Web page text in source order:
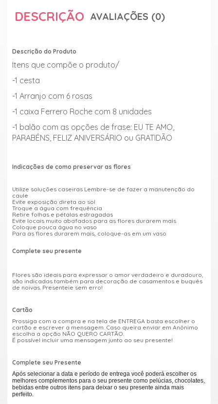
DESCRIÇÃO AVALIAÇÕES (0)
Descrição do Produto
Itens que compõe o produto/
-1 cesta
-1 Arranjo com 6 rosas
-1 caixa Ferrero Roche com 8 unidades
-1 balão com as opções de frase: EU TE AMO,
PARABÉNS, FELIZ ANIVERSÁRIO ou GRATIDÃO
Indicações de como preservar as flores
Utilize soluções caseiras Lembre-se de fazer a manutenção do
caule
Evite exposição direta ao sol
Troque a água com frequência
Retire folhas e pétalas estragadas
Evite locais muito abafados para as flores durarem mais
Coloque pouca água no vaso
Para as flores durarem mais, coloque-as em um vaso
Complete seu presente
Flores são ideais para expressar o amor verdadeiro e duradouro,
são indicadas também para decoração de casamentos e buquês
de noivas. Presenteie sem erro!
Cartão
Prossiga com a compra e na tela de ENTREGA basta escolher o
cartão e escrever a mensagem. Caso queira enviar em Anônimo
escolha a opção NÃO QUERO CARTÃO.
É possível incluir uma mensagem junto ao seu presente!
Complete seu Presente
Após selecionar a data e período de entrega você poderá escolher os
melhores complementos para o seu presente como pelúcias, chocolates,
bebidas entre outros itens para deixar o seu presente ainda mais
perfeito.